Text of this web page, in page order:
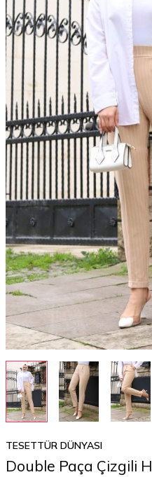
TESETTÜR DÜNYASI
Double Paça Çizgili